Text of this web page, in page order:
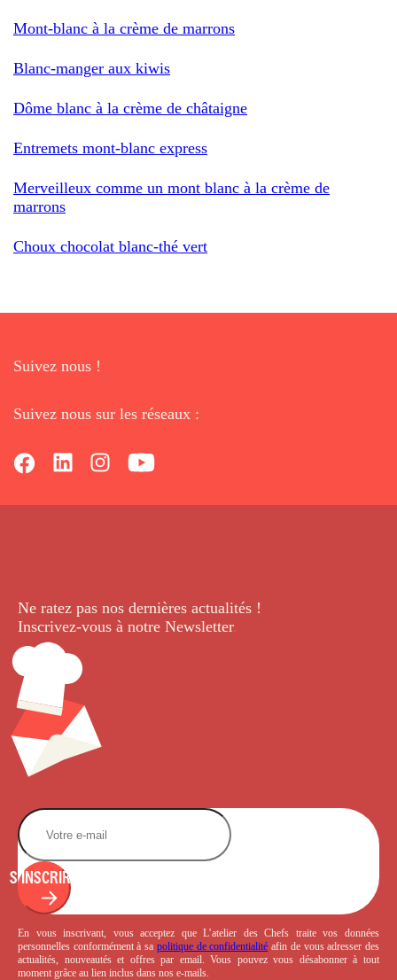
Mont-blanc à la crème de marrons
Blanc-manger aux kiwis
Dôme blanc à la crème de châtaigne
Entremets mont-blanc express
Merveilleux comme un mont blanc à la crème de
marrons
Choux chocolat blanc-thé vert
Suivez nous !
Suivez nous sur les réseaux :
Ne ratez pas nos dernières actualités !
Inscrivez-vous à notre Newsletter.
S'INSCRIRE
En vous inscrivant, vous acceptez que L’atelier des Chefs traite vos données
personnelles conformément à sa politique de confidentialité afin de vous adresser des
actualités, nouveautés et offres par email. Vous pouvez vous désabonner à tout
moment grâce au lien inclus dans nos e-mails.